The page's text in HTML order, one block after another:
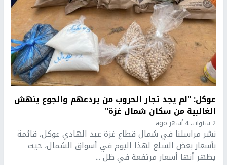
عوكل: "لم يجد تجار الحروب من يردعهم والجوع ينهش
الغالبية من سكان شمال غزة"
2 سنوات، 4 أشهر ago
نشر مراسلنا في شمال قطاع غزة عبد الهادي عوكل، قائمة
بأسعار بعض السلع لهذا اليوم في أسواق الشمال، حيث
يظهر أنها أسعار مرتفعة في ظل ...